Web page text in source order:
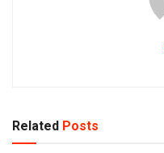
Related Posts